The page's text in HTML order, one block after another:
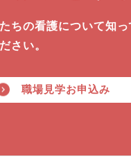
ちの看護について知っ
さい。
職場見学お申込み